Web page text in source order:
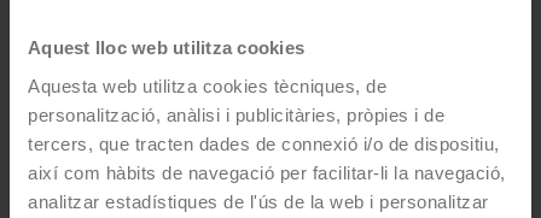
Aquest lloc web utilitza cookies
Aquesta web utilitza cookies tècniques, de
personalització, anàlisi i publicitàries, pròpies i de
tercers, que tracten dades de connexió i/o de dispositiu,
així com hàbits de navegació per facilitar-li la navegació,
analitzar estadístiques de l'ús de la web i personalitzar
CARACTERÍSTIQUES TÈCNIQUES
Marca
Falken
Model
ZIEX ZE310 ECORUN
Mesures
215/55 R17 98 W